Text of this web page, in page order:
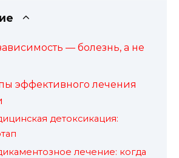
— болезнь, а не
эффективного лечения
детоксикация:
лечение: когда